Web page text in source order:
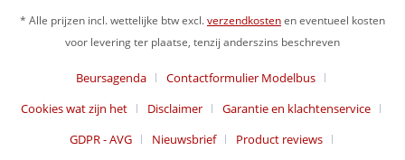
* Alle prijzen incl. wettelijke btw excl.verzendkostenen eventueel kosten
voor levering ter plaatse, tenzij anderszins beschreven
Beursagenda
Contactformulier Modelbus
Cookies wat zijn het
Disclaimer
Garantie en klachtenservice
GDPR - AVG
Nieuwsbrief
Product reviews